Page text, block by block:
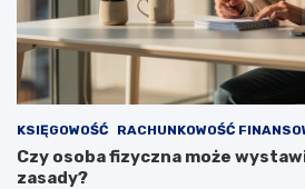
KSIĘGOWOŚĆ RACHUNKOWOŚĆ
Czy osoba fizyczna może
zasady?